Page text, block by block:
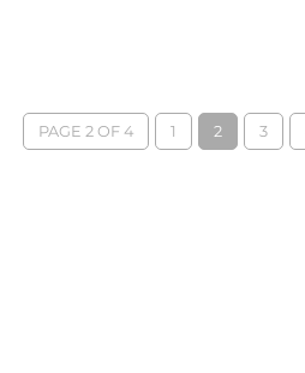
PAGE 2 OF 4 1 2 3